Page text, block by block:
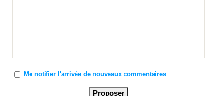
Me notifier l'arrivée de nouveaux commentaires